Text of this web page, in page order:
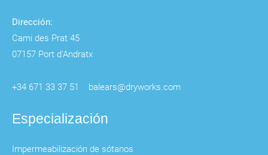
Dirección:
Cami des Prat 45
07157 Port d'Andratx
+34 671 33 37 51 balears@dryworks.com
Especialización
Impermeabilización de sótanos